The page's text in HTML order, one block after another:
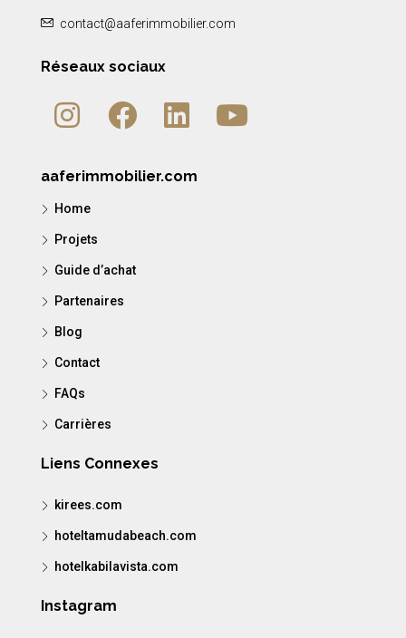
contact@aaferimmobilier.com
Réseaux sociaux
aaferimmobilier.com
Home
Projets
Guide d’achat
Partenaires
Blog
Contact
FAQs
Carrières
Liens Connexes
kirees.com
hoteltamudabeach.com
hotelkabilavista.com
Instagram